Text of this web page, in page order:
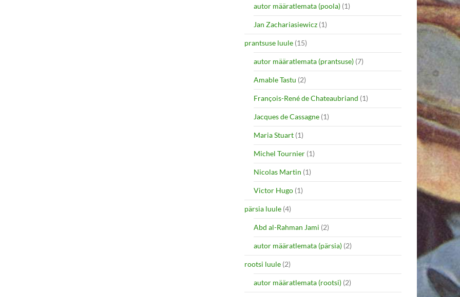
autor määratlemata (poola) (1)
Jan Zachariasiewicz (1)
prantsuse luule (15)
autor määratlemata (prantsuse) (7)
Amable Tastu (2)
François-René de Chateaubriand (1)
Jacques de Cassagne (1)
Maria Stuart (1)
Michel Tournier (1)
Nicolas Martin (1)
Victor Hugo (1)
pärsia luule (4)
Abd al-Rahman Jami (2)
autor määratlemata (pärsia) (2)
rootsi luule (2)
autor määratlemata (rootsi) (2)